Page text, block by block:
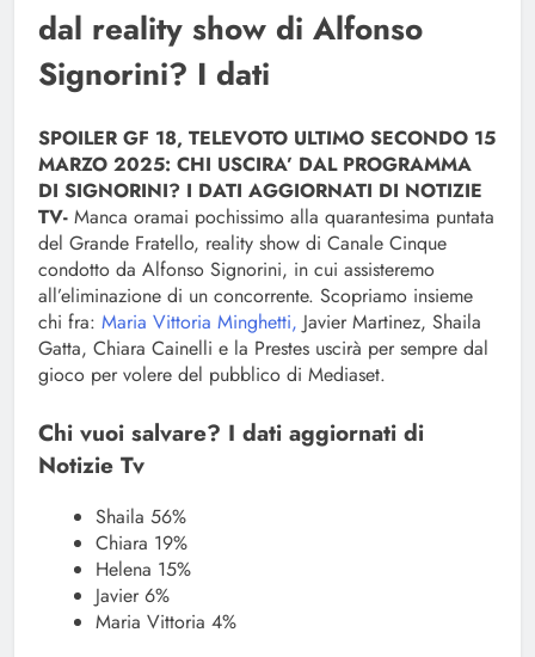
dal reality show di Alfonso
Signorini? I dati
SPOILER GF 18, TELEVOTO ULTIMO SECONDO 15
MARZO 2025: CHI USCIRA’ DAL PROGRAMMA
DI SIGNORINI? I DATI AGGIORNATI DI NOTIZIE
TV- Manca oramai pochissimo alla quarantesima puntata
del Grande Fratello, reality show di Canale Cinque
condotto da Alfonso Signorini, in cui assisteremo
all’eliminazione di un concorrente. Scopriamo insieme
chi fra: Maria Vittoria Minghetti, Javier Martinez, Shaila
Gatta, Chiara Cainelli e la Prestes uscirà per sempre dal
gioco per volere del pubblico di Mediaset.
Chi vuoi salvare? I dati aggiornati di
Notizie Tv
Shaila 56%
Chiara 19%
Helena 15%
Javier 6%
Maria Vittoria 4%